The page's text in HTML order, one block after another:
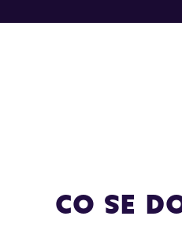
CO SE